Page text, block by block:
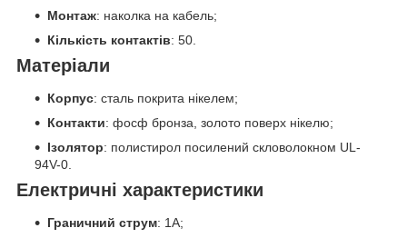
Монтаж: наколка на кабель;
Кількість контактів: 50.
Матеріали
Корпус: сталь покрита нікелем;
Контакти: фосф бронза, золото поверх нікелю;
Ізолятор: полистирол посилений скловолокном UL-
94V-0.
Електричні характеристики
Граничний струм: 1А;